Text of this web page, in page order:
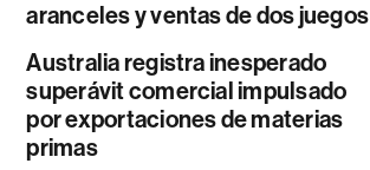
aranceles y ventas de dos juegos
Australia registra inesperado
superávit comercial impulsado
por exportaciones de materias
primas